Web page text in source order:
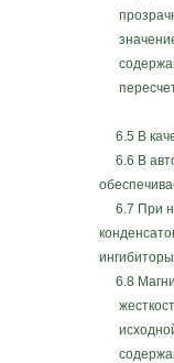
значение
6.5 В
6.6 В
6.7 При
6.8
исходной